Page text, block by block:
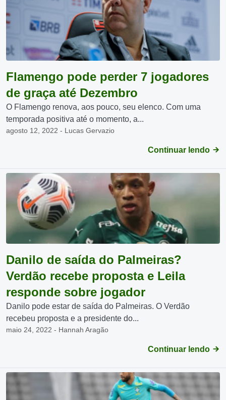
Flamengo pode perder 7 jogadores
de graça até Dezembro
O Flamengo renova, aos pouco, seu elenco. Com uma
temporada positiva até o momento, a...
agosto 12, 2022 - Lucas Gervazio
Continuar lendo
Danilo de saída do Palmeiras?
Verdão recebe proposta e Leila
responde sobre jogador
Danilo pode estar de saída do Palmeiras. O Verdão
recebeu proposta e a presidente do...
maio 24, 2022 - Hannah Aragão
Continuar lendo